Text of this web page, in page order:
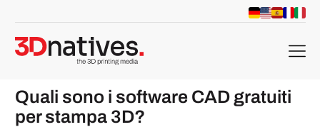
menu
Quali sono i software CAD gratuiti
per stampa 3D?